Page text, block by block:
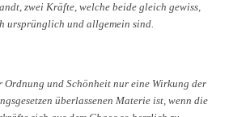
zwei Kräfte, welche beide gleich gewiss,
ursprünglich und allgemein sind.
Ordnung und Schönheit nur eine Wirkung der
überlassenen Materie ist, wenn die